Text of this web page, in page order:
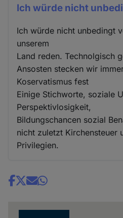
Ich würde nicht
Ich würde nicht unbedingt
unserem
Land reden. Technolgisch
Ansosten stecken wir
Koservatismus fest
Einige Stichworte, soziale
Perspektivlosigkeit,
Bildungschancen sozial
nicht zuletzt Kirchensteuer
Privilegien.
Share